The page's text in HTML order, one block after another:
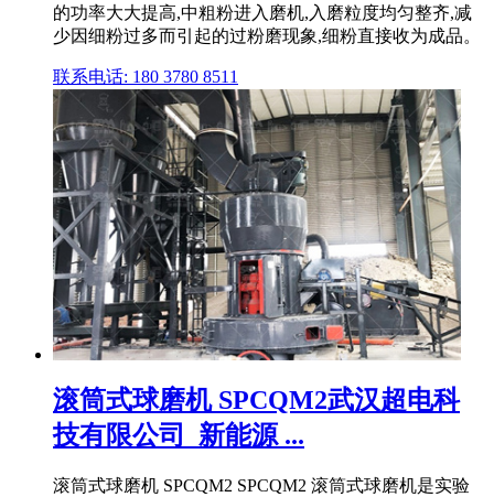
的功率大大提高,中粗粉进入磨机,入磨粒度均匀整齐,减
少因细粉过多而引起的过粉磨现象,细粉直接收为成品。
联系电话: 180 3780 8511
滚筒式球磨机 SPCQM2武汉超电科
技有限公司_新能源 ...
滚筒式球磨机 SPCQM2 SPCQM2 滚筒式球磨机是实验